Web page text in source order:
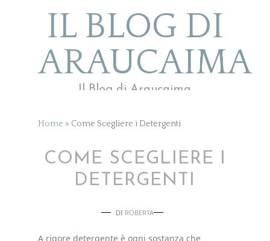
IL BLOG DI
ARAUCAIMA
Il Blog di Araucaima
Home » Come Scegliere i Detergenti
COME SCEGLIERE I
DETERGENTI
DI ROBERTA
A rigore detergente è ogni sostanza che